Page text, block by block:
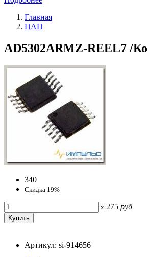
Главная
ЦАП
AD5302ARMZ-REEL7 /
340
Скидка 19%
x 275 руб
Артикул: si-914656